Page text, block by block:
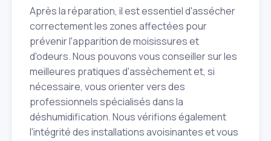
Après la réparation, il est essentiel d'assécher
correctement les zones affectées pour
prévenir l'apparition de moisissures et
d'odeurs. Nous pouvons vous conseiller sur les
meilleures pratiques d'assèchement et, si
nécessaire, vous orienter vers des
professionnels spécialisés dans la
déshumidification. Nous vérifions également
l'intégrité des installations avoisinantes et vous